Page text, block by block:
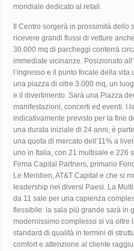
mondiale dedicato al retail.
Il Centro sorgerà in prossimità
ricevere grandi flussi di vetture
30.000 mq di parcheggi conterrà
immediate vicinanze. Posizionato
l’ingresso e il punto focale della
una piazza di oltre 3.000 mq, un
e il divertimento. Sarà una Piazza
manifestazioni, concerti ed eventi. I
indicativamente previsto per la fine
una durata iniziale di 24 anni, è
una quota di mercato dell’11% a
uno in Italia, con 21 multisale e 226
Firma Capital Partners, primario
Le Meridien, AT&T Capital e che si
leadership nei diversi Paesi. La
da 11 sale per una capienza
flessibile: la sala più grande sarà in
modernissimo complesso si va
standard di qualità in termini di
comfort e attenzione al cliente